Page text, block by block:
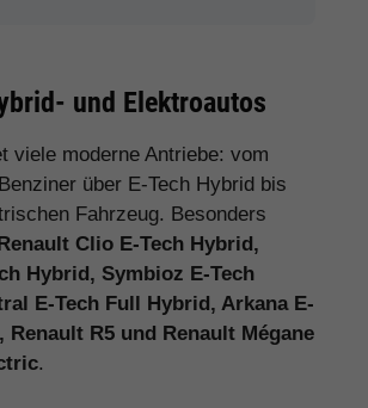
und Elektroautos
viele moderne Antriebe: vom
über E-Tech Hybrid bis
Fahrzeug. Besonders
Clio E-Tech Hybrid,
Hybrid, Symbioz E-Tech
E-Tech Full Hybrid, Arkana E-
Renault R5 und Renault Mégane
.